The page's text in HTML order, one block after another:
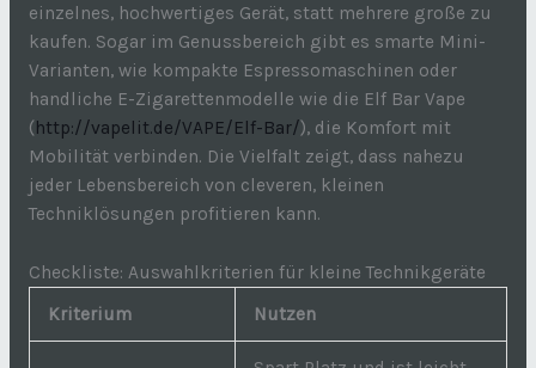
einzelnes, hochwertiges Gerät, statt mehrere große zu
kaufen. Sogar im Genussbereich gibt es smarte Mini-
Varianten, wie kompakte Espressomaschinen oder
handliche E-Zigarettenmodelle wie die Elf Bar Vape
(http://vapelit.de/VAPE/Elf-Bar/), die Komfort mit
Mobilität verbinden. Die Vielfalt zeigt, dass nahezu
jeder Lebensbereich von cleveren, kleinen
Techniklösungen profitieren kann.
Checkliste: Auswahlkriterien für kleine Technikgeräte
Kriterium
Nutzen